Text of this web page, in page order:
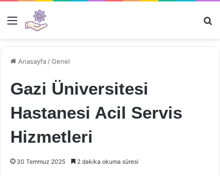
Menü
Anasayfa /Genel
Gazi Üniversitesi
Hastanesi Acil Servis
Hizmetleri
30 Temmuz 2025 2 dakika okuma süresi